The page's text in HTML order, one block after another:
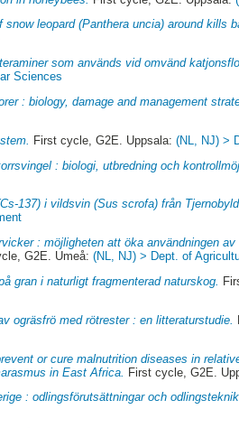
snow leopard (Panthera uncia) around kills
som används vid omvänd
Sciences
: biology, damage and management
First cycle, G2E. Uppsala:(NL, NJ) >
: biologi, utbredning och
137) i vildsvin (Sus scrofa) från
: möjligheten att öka användningen
G2E. Umeå:(NL, NJ) > Dept. of
gran i naturligt fragmenterad naturskog.
ogräsfrö med rötrester : en litteraturstudie.
or cure malnutrition diseases in
in East Africa. First cycle, G2E.
: odlingsförutsättningar och